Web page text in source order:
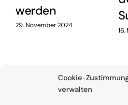
Cookie-
verwalten
werden
29. November 2024